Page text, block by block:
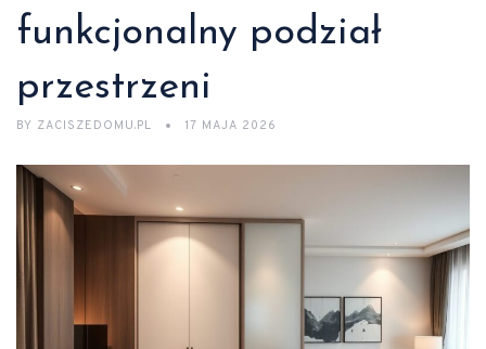
funkcjonalny podział
przestrzeni
BY ZACISZEDOMU.PL 17 MAJA 2026